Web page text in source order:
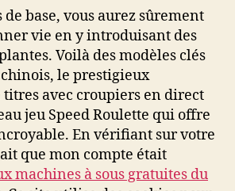
de base, vous aurez sûrement
vie en y introduisant des
Voilà des modèles clés
le prestigieux
avec croupiers en direct
jeu Speed Roulette qui offre
En vérifiant sur votre
que mon compte était
machines à sous gratuites du